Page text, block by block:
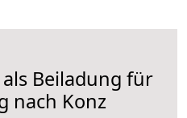
Beiladung für
nach Konz